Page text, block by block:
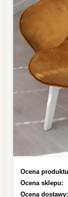
Ocena
Ocena sklepu:
Ocena dostawy: